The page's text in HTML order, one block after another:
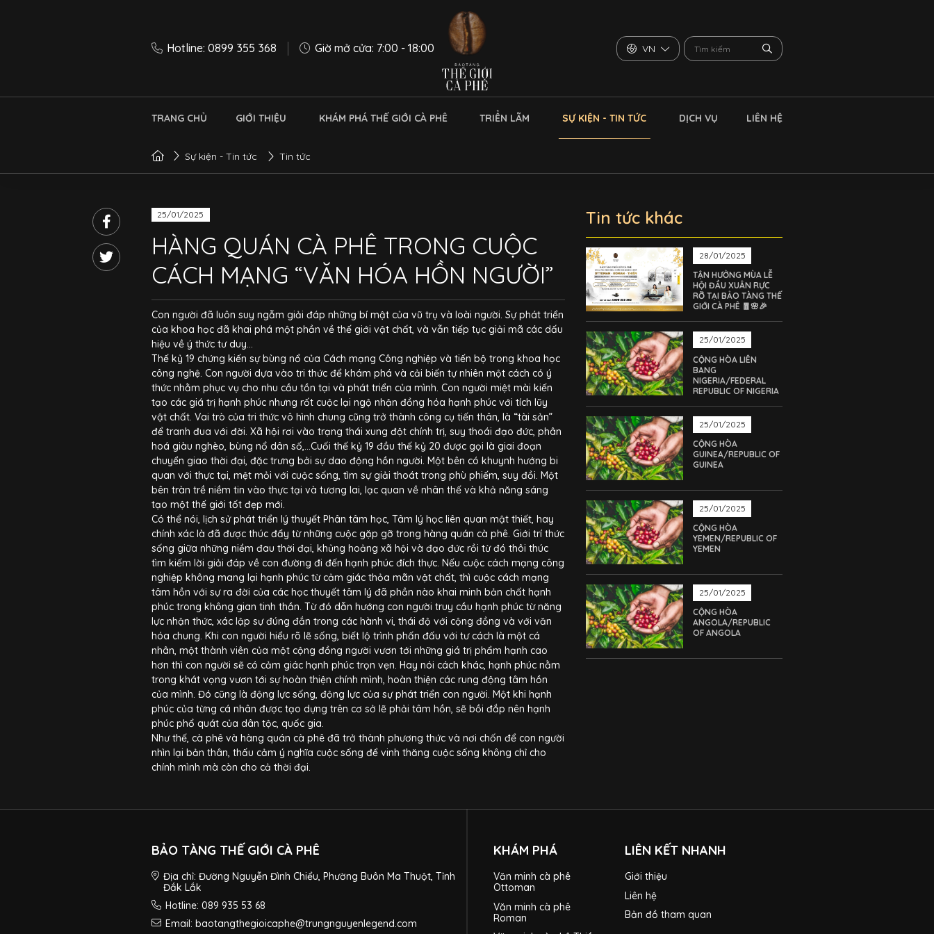
Hotline: 0899 355 368 Giờ mở cửa: 7:00 - 18:00 VN
TRANG CHỦ GIỚI THIỆU KHÁM PHÁ THẾ GIỚI CÀ PHÊ TRIỂN LÃM SỰ KIỆN - TIN TỨC DỊCH VỤ LIÊN HỆ
Sự kiện - Tin tức Tin tức
25/01/2025
HÀNG QUÁN CÀ PHÊ TRONG CUỘC
CÁCH MẠNG “VĂN HÓA HỒN NGƯỜI”
Con người đã luôn suy ngẫm giải đáp những bí mật của vũ trụ và loài người. Sự phát triển
của khoa học đã khai phá một phần về thế giới vật chất, và vẫn tiếp tục giải mã các dấu
hiệu về ý thức tư duy…
Thế kỷ 19 chứng kiến sự bùng nổ của Cách mạng Công nghiệp và tiến bộ trong khoa học
công nghệ. Con người dựa vào tri thức để khám phá và cải biến tự nhiên một cách có ý
thức nhằm phục vụ cho nhu cầu tồn tại và phát triển của mình. Con người miệt mài kiến
tạo các giá trị hạnh phúc nhưng rốt cuộc lại ngộ nhận đồng hóa hạnh phúc với tích lũy
vật chất. Vai trò của tri thức vô hình chung cũng trở thành công cụ tiến thân, là “tài sản”
để tranh đua với đời. Xã hội rơi vào trạng thái xung đột chính trị, suy thoái đạo đức, phân
hoá giàu nghèo, bùng nổ dân số,…Cuối thế kỷ 19 đầu thế kỷ 20 được gọi là giai đoạn
chuyển giao thời đại, đặc trưng bởi sự dao động hồn người. Một bên có khuynh hướng bi
quan với thực tại, mệt mỏi với cuộc sống, tìm sự giải thoát trong phù phiếm, suy đồi. Một
bên tràn trề niềm tin vào thực tại và tương lai, lạc quan về nhân thế và khả năng sáng
tạo một thế giới tốt đẹp mới.
Có thể nói, lịch sử phát triển lý thuyết Phân tâm học, Tâm lý học liên quan mật thiết, hay
chính xác là đã được thúc đẩy từ những cuộc gặp gỡ trong hàng quán cà phê. Giới trí thức
sống giữa những niềm đau thời đại, khủng hoảng xã hội và đạo đức rồi từ đó thôi thúc
tìm kiếm lời giải đáp về con đường đi đến hạnh phúc đích thực. Nếu cuộc cách mạng công
nghiệp không mang lại hạnh phúc từ cảm giác thỏa mãn vật chất, thì cuộc cách mạng
tâm hồn với sự ra đời của các học thuyết tâm lý đã phần nào khai minh bản chất hạnh
phúc trong không gian tinh thần. Từ đó dẫn hướng con người truy cầu hạnh phúc từ năng
lực nhận thức, xác lập sự đúng đắn trong các hành vi, thái độ với cộng đồng và với văn
hóa chung. Khi con người hiểu rõ lẽ sống, biết lộ trình phấn đấu với tư cách là một cá
nhân, một thành viên của một cộng đồng người vươn tới những giá trị phẩm hạnh cao
hơn thì con người sẽ có cảm giác hạnh phúc trọn vẹn. Hay nói cách khác, hạnh phúc nằm
trong khát vọng vươn tới sự hoàn thiện chính mình, hoàn thiện các rung động tâm hồn
của mình. Đó cũng là động lực sống, động lực của sự phát triển con người. Một khi hạnh
phúc của từng cá nhân được tạo dựng trên cơ sở lẽ phải tâm hồn, sẽ bồi đắp nên hạnh
phúc phổ quát của dân tộc, quốc gia.
Như thế, cà phê và hàng quán cà phê đã trở thành phương thức và nơi chốn để con người
nhìn lại bản thân, thấu cảm ý nghĩa cuộc sống để vinh thăng cuộc sống không chỉ cho
chính mình mà còn cho cả thời đại.
Tin tức khác
28/01/2025
TẬN HƯỞNG MÙA LỄ
HỘI ĐẦU XUÂN RỰC
RỠ TẠI BẢO TÀNG THẾ
GIỚI CÀ PHÊ 🧧🌸🎉
25/01/2025
CỘNG HÒA LIÊN
BANG
NIGERIA/FEDERAL
REPUBLIC OF NIGERIA
25/01/2025
CỘNG HÒA
GUINEA/REPUBLIC OF
GUINEA
25/01/2025
CỘNG HÒA
YEMEN/REPUBLIC OF
YEMEN
25/01/2025
CỘNG HÒA
ANGOLA/REPUBLIC
OF ANGOLA
BẢO TÀNG THẾ GIỚI CÀ PHÊ
Địa chỉ: Đường Nguyễn Đình Chiểu, Phường Buôn Ma Thuột, Tỉnh
Đắk Lắk
Hotline: 089 935 53 68
Email: baotangthegioicaphe@trungnguyenlegend.com
KHÁM PHÁ
Văn minh cà phê
Ottoman
Văn minh cà phê
Roman
LIÊN KẾT NHANH
Giới thiệu
Liên hệ
Bản đồ tham quan